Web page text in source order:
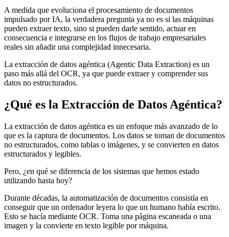
A medida que evoluciona el procesamiento de documentos
impulsado por IA, la verdadera pregunta ya no es si las máquinas
pueden extraer texto, sino si pueden darle sentido, actuar en
consecuencia e integrarse en los flujos de trabajo empresariales
reales sin añadir una complejidad innecesaria.
La extracción de datos agéntica (Agentic Data Extraction) es un
paso más allá del OCR, ya que puede extraer y comprender sus
datos no estructurados.
¿Qué es la Extracción de Datos Agéntica?
La extracción de datos agéntica es un enfoque más avanzado de lo
que es la captura de documentos. Los datos se toman de documentos
no estructurados, como tablas o imágenes, y se convierten en datos
estructurados y legibles.
Pero, ¿en qué se diferencia de los sistemas que hemos estado
utilizando hasta hoy?
Durante décadas, la automatización de documentos consistía en
conseguir que un ordenador leyera lo que un humano había escrito.
Esto se hacía mediante OCR. Toma una página escaneada o una
imagen y la convierte en texto legible por máquina.